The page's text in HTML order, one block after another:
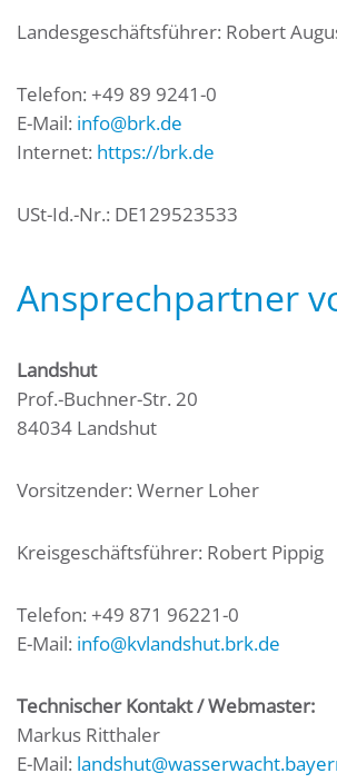
Landesgeschäftsführer: Robert
Telefon: +49 89 9241-0
E-Mail: info@brk.de
Internet: https://brk.de
USt-Id.-Nr.: DE129523533
Ansprechpartner
Landshut
Prof.-Buchner-Str. 20
84034 Landshut
Vorsitzender: Werner Loher
Kreisgeschäftsführer: Robert Pippig
Telefon: +49 871 96221-0
E-Mail: info@kvlandshut.brk.de
Technischer Kontakt / Webmaster:
Markus Ritthaler
E-Mail: